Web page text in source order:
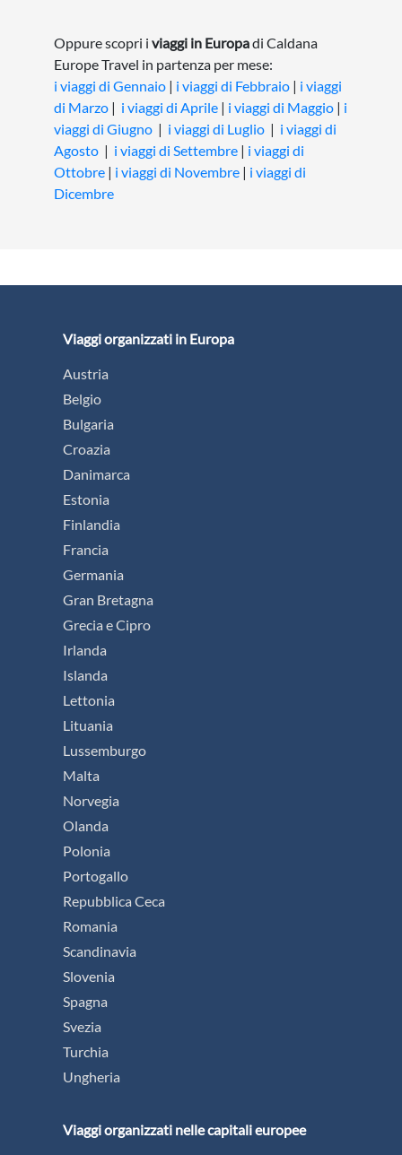
Oppure scopri i viaggi in Europadi Caldana
Europe Travel in partenza per mese:
i viaggi di Gennaio | i viaggi di Febbraio | i viaggi
di Marzo | i viaggi di Aprile | i viaggi di Maggio | i
viaggi di Giugno | i viaggi di Luglio | i viaggi di
Agosto | i viaggi di Settembre | i viaggi di
Ottobre | i viaggi di Novembre | i viaggi di
Dicembre
Viaggi organizzati in Europa
Austria
Belgio
Bulgaria
Croazia
Danimarca
Estonia
Finlandia
Francia
Germania
Gran Bretagna
Grecia e Cipro
Irlanda
Islanda
Lettonia
Lituania
Lussemburgo
Malta
Norvegia
Olanda
Polonia
Portogallo
Repubblica Ceca
Romania
Scandinavia
Slovenia
Spagna
Svezia
Turchia
Ungheria
Viaggi organizzati nelle capitali europee